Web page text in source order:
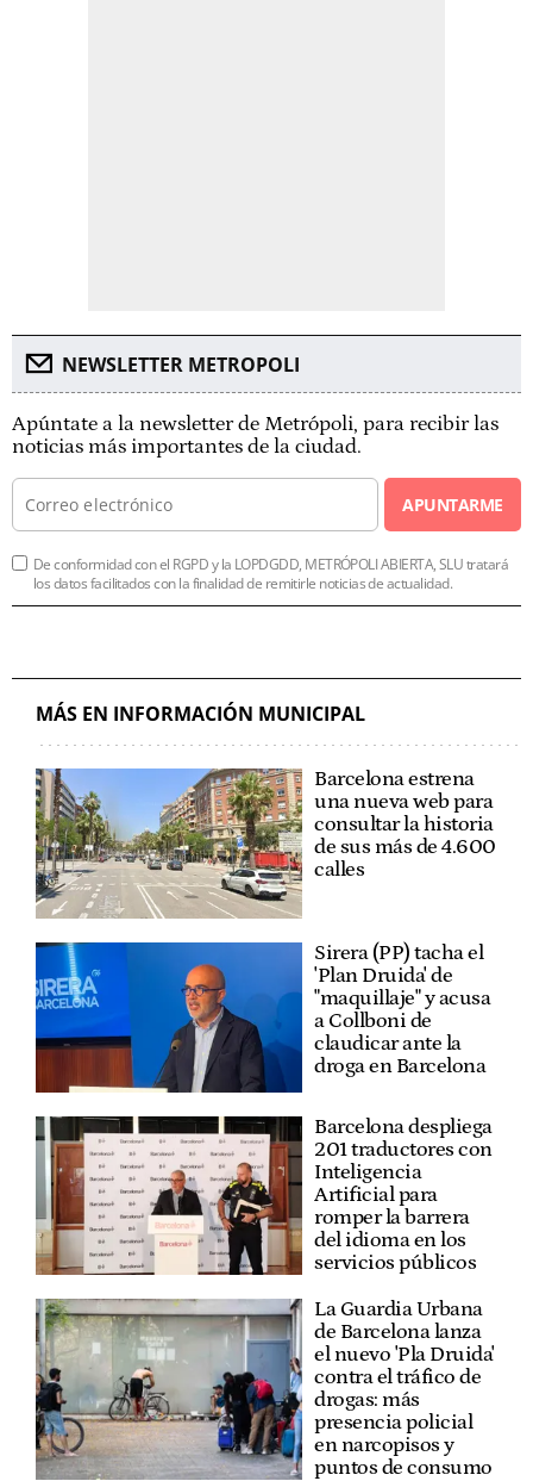
NEWSLETTER METROPOLI
Apúntate a la newsletter de Metrópoli, para recibir las
noticias más importantes de la ciudad.
APUNTARME
De conformidad con el RGPD y la LOPDGDD, METRÓPOLI ABIERTA, SLU tratará
los datos facilitados con la finalidad de remitirle noticias de actualidad.
MÁS EN INFORMACIÓN MUNICIPAL
Barcelona estrena
una nueva web para
consultar la historia
de sus más de 4.600
calles
Sirera (PP) tacha el
'Plan Druida' de
"maquillaje" y acusa
a Collboni de
claudicar ante la
droga en Barcelona
Barcelona despliega
201 traductores con
Inteligencia
Artificial para
romper la barrera
del idioma en los
servicios públicos
La Guardia Urbana
de Barcelona lanza
el nuevo 'Pla Druida'
contra el tráfico de
drogas: más
presencia policial
en narcopisos y
puntos de consumo